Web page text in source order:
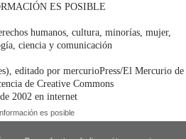
ES POSIBLE
humanos, cultura, minorías, mujer,
ciencia y comunicación
editado por mercurioPress/El Mercurio de
de Creative Commons
2002 en internet
es posible